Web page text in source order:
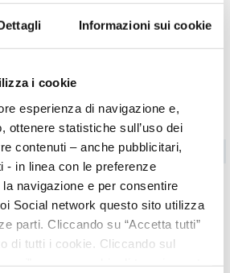
Informazioni sui cookie
i cookie
esperienza di navigazione e,
ottenere statistiche sull’uso dei
contenuti – anche pubblicitari,
- in linea con le preferenze
navigazione e per consentire
Social network questo sito utilizza
parti. Cliccando su “Accetta tutti”
di tutti i cookie. Cliccando sul